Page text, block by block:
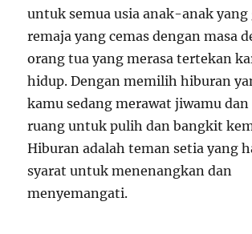
untuk semua usia anak-anak yang
remaja yang cemas dengan masa
orang tua yang merasa tertekan
hidup. Dengan memilih hiburan
kamu sedang merawat jiwamu
ruang untuk pulih dan bangkit
Hiburan adalah teman setia yang
syarat untuk menenangkan dan
menyemangati.